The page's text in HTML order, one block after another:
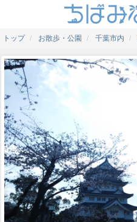
トップ お散歩・公園 千葉市内